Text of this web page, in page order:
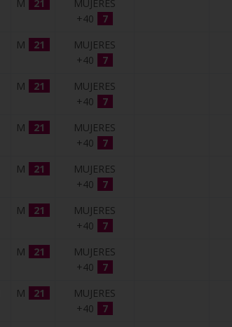
M 21
MUJERES
+40
7
M 21
MUJERES
+40
7
M 21
MUJERES
+40
7
M 21
MUJERES
+40
7
M 21
MUJERES
+40
7
M 21
MUJERES
+40
7
M 21
MUJERES
+40
7
M 21
MUJERES
+40
7